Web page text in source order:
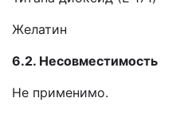
Желатин
6.2. Несовместимость
Не применимо.